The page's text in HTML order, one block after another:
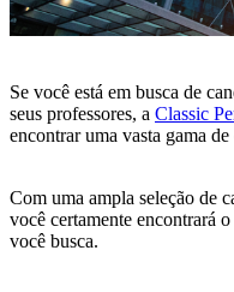
Se você está em busca de
seus professores, a Classic
encontrar uma vasta gama de
Com uma ampla seleção de
você certamente encontrará
você busca.